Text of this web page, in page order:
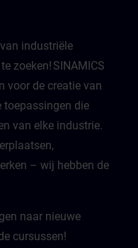
industriële
zoeken! SINAMICS
voor de creatie van
toepassingen die
van elke industrie.
– wij hebben de
naar nieuwe
cursussen!